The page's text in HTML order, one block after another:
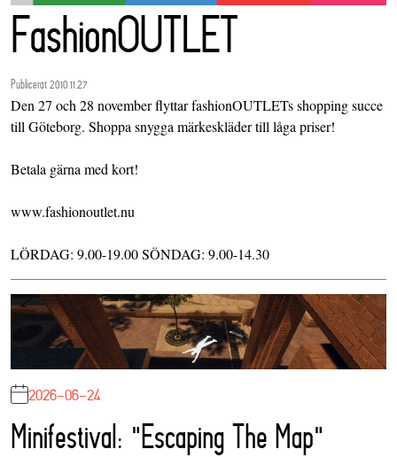
FashionOUTLET
Publicerat 2010.11.27
Den 27 och 28 november flyttar fashionOUTLETs shopping succe
till Göteborg. Shoppa snygga märkeskläder till låga priser!
Betala gärna med kort!
www.fashionoutlet.nu
LÖRDAG: 9.00-19.00 SÖNDAG: 9.00-14.30
2026-06-24
Minifestival: "Escaping The Map"